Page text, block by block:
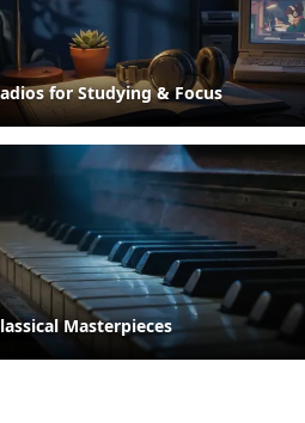
for Studying & Focus
Masterpieces